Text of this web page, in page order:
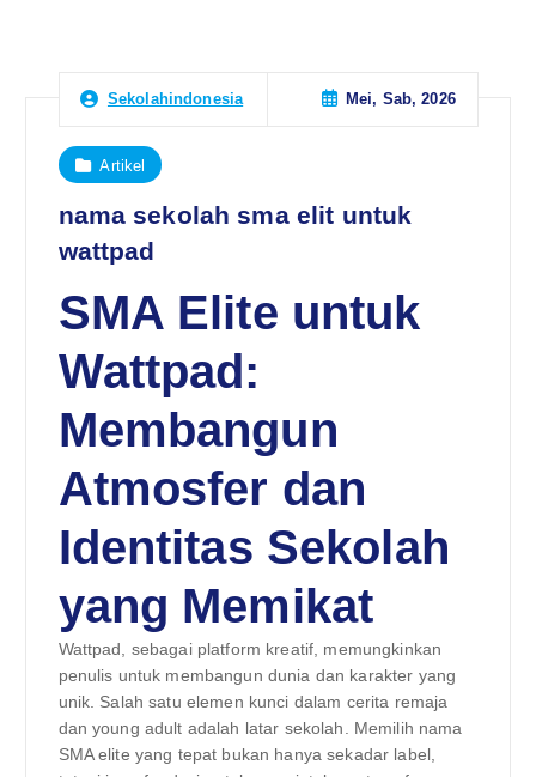
Sekolahindonesia Mei, Sab, 2026
Artikel
nama sekolah sma elit untuk
wattpad
SMA Elite untuk
Wattpad:
Membangun
Atmosfer dan
Identitas Sekolah
yang Memikat
Wattpad, sebagai platform kreatif, memungkinkan
penulis untuk membangun dunia dan karakter yang
unik. Salah satu elemen kunci dalam cerita remaja
dan young adult adalah latar sekolah. Memilih nama
SMA elite yang tepat bukan hanya sekadar label,